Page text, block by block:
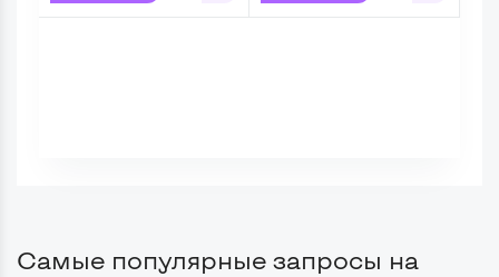
Самые популярные запросы на